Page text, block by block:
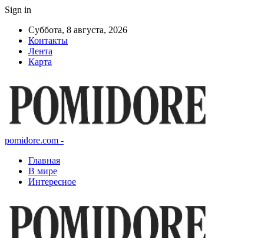
Sign in
Суббота, 8 августа, 2026
Контакты
Лента
Карта
pomidore.com -
Главная
В мире
Интересное